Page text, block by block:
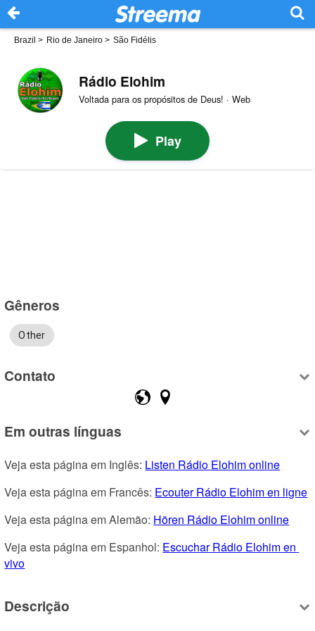
Brazil > Rio de Janeiro > São Fidélis
Rádio Elohim
Voltada para os propósitos de Deus! · Web
Play
Gêneros
Other
Contato
Em outras línguas
Veja esta página em Inglês: Listen Rádio Elohim online
Veja esta página em Francês: Ecouter Rádio Elohim en ligne
Veja esta página em Alemão: Hören Rádio Elohim online
Veja esta página em Espanhol: Escuchar Rádio Elohim en
vivo
Descrição